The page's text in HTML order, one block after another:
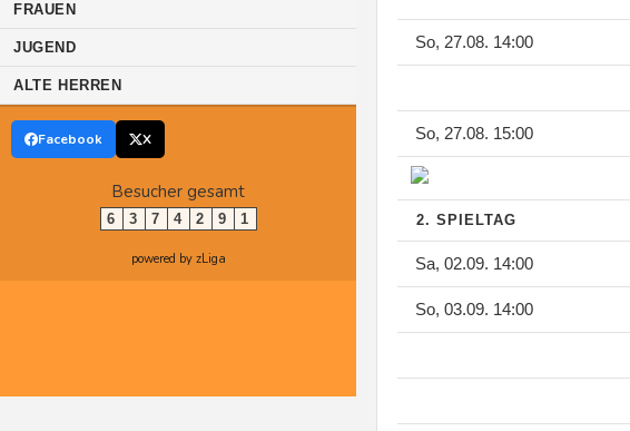
FRAUEN
JUGEND
ALTE HERREN
Facebook X
Besucher gesamt
6 3 7 4 2 9 1
powered by zLiga
So, 27.08. 14:00
So, 27.08. 15:00
2. SPIELTAG
Sa, 02.09. 14:00
So, 03.09. 14:00